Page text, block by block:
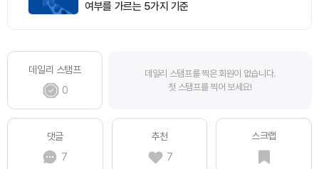
여부를 가르는 5가지 기준
데일리 스탬프
0
데일리 스탬프를 찍은 회원이 없습니다.
첫 스탬프를 찍어 보세요!
댓글
7
추천
7
스크랩